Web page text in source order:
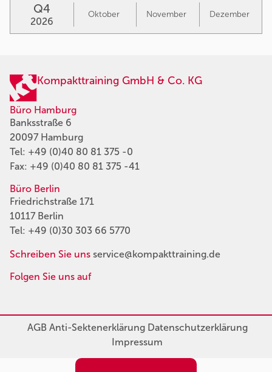
Q4
2026
Oktober November Dezember
Kompakttraining GmbH & Co. KG
Büro Hamburg
Banksstraße 6
20097 Hamburg
Tel: +49 (0)40 80 81 375 -0
Fax: +49 (0)40 80 81 375 -41
Büro Berlin
Friedrichstraße 171
10117 Berlin
Tel: +49 (0)30 303 66 5770
Schreiben Sie uns service@kompakttraining.de
Folgen Sie uns auf
AGBAnti-SektenerklärungDatenschutzerklärung
Impressum